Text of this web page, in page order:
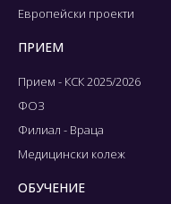
Европейски проекти
ПРИЕМ
Прием - КСК 2025/2026
ФОЗ
Филиал - Враца
Медицински колеж
ОБУЧЕНИЕ